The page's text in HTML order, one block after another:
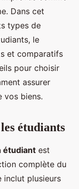
Dans cet
types de
le
et comparatifs
pour choisir
assurer
vos biens.
étudiants
étudiant est
complète du
inclut plusieurs